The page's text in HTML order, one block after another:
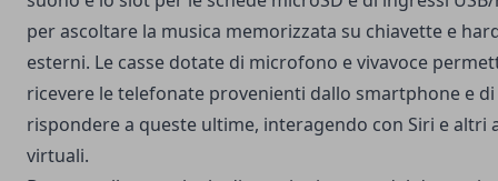
per ascoltare la musica memorizzata su chiavette e
esterni. Le casse dotate di microfono e vivavoce
ricevere le telefonate provenienti dallo smartphone e di
rispondere a queste ultime, interagendo con Siri e altri
virtuali.